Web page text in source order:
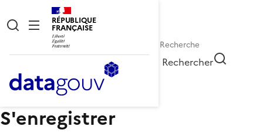
RÉPUBLIQUE
FRANÇAISE
Rechercher
S'enregistrer